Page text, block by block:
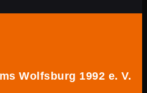
Wolfsburg 1992 e. V.